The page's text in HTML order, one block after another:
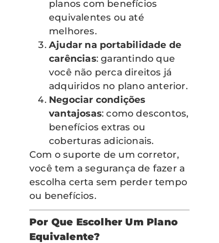
planos com benefícios
equivalentes ou até
melhores.
Ajudar na portabilidade de
carências: garantindo que
você não perca direitos já
adquiridos no plano anterior.
Negociar condições
vantajosas: como descontos,
benefícios extras ou
coberturas adicionais.
Com o suporte de um corretor,
você tem a segurança de fazer a
escolha certa sem perder tempo
ou benefícios.
Por Que Escolher Um Plano
Equivalente?